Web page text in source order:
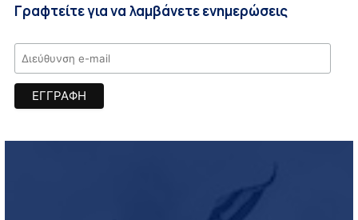
Γραφτείτε για να λαμβάνετε ενημερώσεις